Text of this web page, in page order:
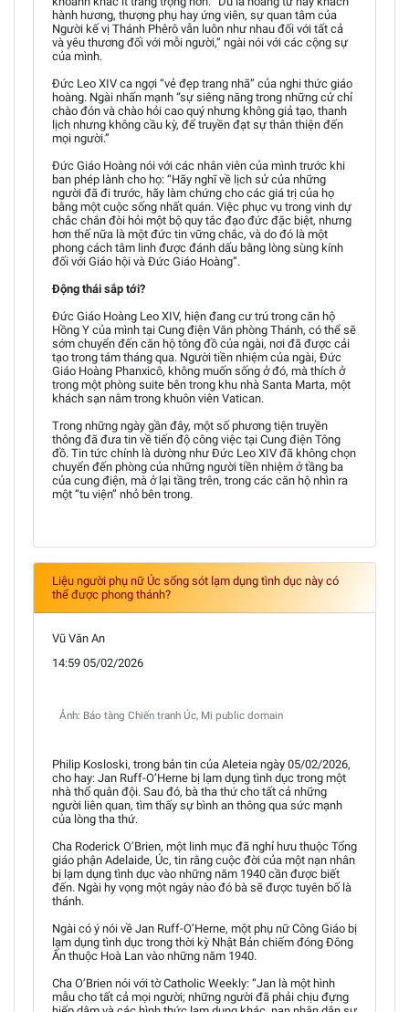
hành hương, thượng phụ hay ứng viên, sự quan tâm của
Người kế vị Thánh Phêrô vẫn luôn như nhau đối với tất cả
và yêu thương đối với mỗi người,” ngài nói với các cộng sự
của mình.
Đức Leo XIV ca ngợi “vẻ đẹp trang nhã” của nghi thức giáo
hoàng. Ngài nhấn mạnh “sự siêng năng trong những cử chỉ
chào đón và chào hỏi cao quý nhưng không giả tạo, thanh
lịch nhưng không cầu kỳ, để truyền đạt sự thân thiện đến
mọi người.”
Đức Giáo Hoàng nói với các nhân viên của mình trước khi
ban phép lành cho họ: “Hãy nghĩ về lịch sử của những
người đã đi trước, hãy làm chứng cho các giá trị của họ
bằng một cuộc sống nhất quán. Việc phục vụ trong vinh dự
chắc chắn đòi hỏi một bộ quy tắc đạo đức đặc biệt, nhưng
hơn thế nữa là một đức tin vững chắc, và do đó là một
phong cách tâm linh được đánh dấu bằng lòng sùng kính
đối với Giáo hội và Đức Giáo Hoàng”.
Động thái sắp tới?
Đức Giáo Hoàng Leo XIV, hiện đang cư trú trong căn hộ
Hồng Y của mình tại Cung điện Văn phòng Thánh, có thể sẽ
sớm chuyển đến căn hộ tông đồ của ngài, nơi đã được cải
tạo trong tám tháng qua. Người tiền nhiệm của ngài, Đức
Giáo Hoàng Phanxicô, không muốn sống ở đó, mà thích ở
trong một phòng suite bên trong khu nhà Santa Marta, một
khách sạn nằm trong khuôn viên Vatican.
Trong những ngày gần đây, một số phương tiện truyền
thông đã đưa tin về tiến độ công việc tại Cung điện Tông
đồ. Tin tức chính là dường như Đức Leo XIV đã không chọn
chuyển đến phòng của những người tiền nhiệm ở tầng ba
của cung điện, mà ở lại tầng trên, trong các căn hộ nhìn ra
một “tu viện” nhỏ bên trong.
Liệu người phụ nữ Úc sống sót lạm dụng tình dục này có
thể được phong thánh?
Vũ Văn An
14:59 05/02/2026
Ảnh: Bảo tàng Chiến tranh Úc, Mi public domain
Philip Kosloski, trong bản tin của Aleteia ngày 05/02/2026,
cho hay: Jan Ruff-O’Herne bị lạm dụng tình dục trong một
nhà thổ quân đội. Sau đó, bà tha thứ cho tất cả những
người liên quan, tìm thấy sự bình an thông qua sức mạnh
của lòng tha thứ.
Cha Roderick O’Brien, một linh mục đã nghỉ hưu thuộc Tổng
giáo phận Adelaide, Úc, tin rằng cuộc đời của một nạn nhân
bị lạm dụng tình dục vào những năm 1940 cần được biết
đến. Ngài hy vọng một ngày nào đó bà sẽ được tuyên bố là
thánh.
Ngài có ý nói về Jan Ruff-O’Herne, một phụ nữ Công Giáo bị
lạm dụng tình dục trong thời kỳ Nhật Bản chiếm đóng Đông
Ấn thuộc Hoà Lan vào những năm 1940.
Cha O’Brien nói với tờ Catholic Weekly: “Jan là một hình
mẫu cho tất cả mọi người; những người đã phải chịu đựng